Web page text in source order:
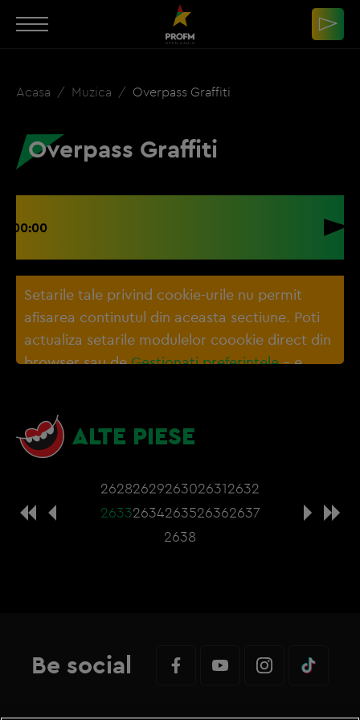
Acasa Muzica Overpass Graffiti
Overpass Graffiti
00:00
Setarile tale privind cookie-urile nu permit
afisarea continutul din aceasta sectiune. Poti
actualiza setarile modulelor coookie direct din
browser sau deGestionați preferințele– e
ALTE PIESE
26282629263026312632
26332634263526362637
2638
Be social